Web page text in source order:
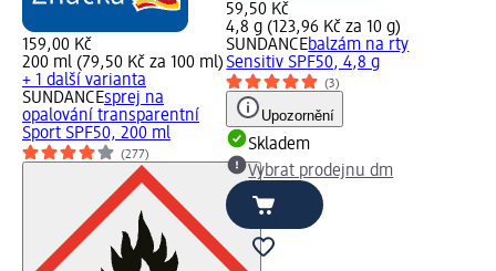
159,00 Kč
200 ml (79,50 Kč za 100 ml)
+ 1 další varianta
SUNDANCEsprej na
opalování transparentní
Sport SPF50, 200 ml
(277)
59,50 Kč
4,8 g (123,96 Kč za 10 g)
SUNDANCEbalzám na rty
Sensitiv SPF50, 4,8 g
(3)
Upozornění
Skladem
Vybrat prodejnu dm